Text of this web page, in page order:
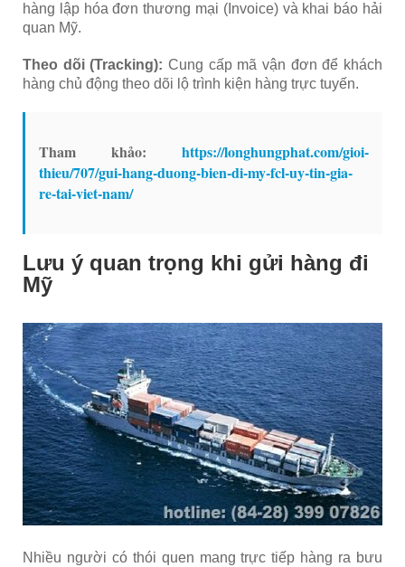
hàng lập hóa đơn thương mại (Invoice) và khai báo hải
quan Mỹ.
Theo dõi (Tracking): Cung cấp mã vận đơn để khách
hàng chủ động theo dõi lộ trình kiện hàng trực tuyến.
Tham khảo: https://longhungphat.com/gioi-
thieu/707/gui-hang-duong-bien-di-my-fcl-uy-tin-gia-
re-tai-viet-nam/
Lưu ý quan trọng khi gửi hàng đi
Mỹ
Nhiều người có thói quen mang trực tiếp hàng ra bưu